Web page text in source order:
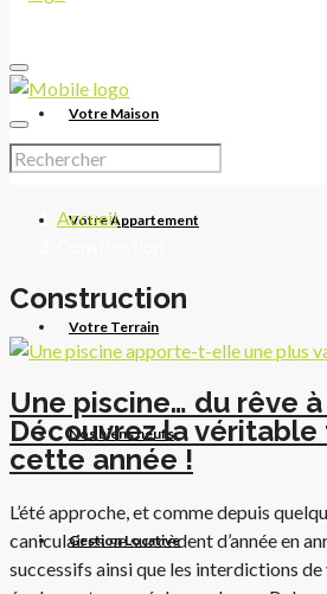
Votre Maison
Votre Appartement
Votre Terrain
Nos biens neufs
Gestion Locative
Accueil
Construction
Une piscine… du rêve
Découvrez la
cette année !
L’été approche, et comme depuis
caniculaires se succèdent d’année en
successifs ainsi que les interdictions de